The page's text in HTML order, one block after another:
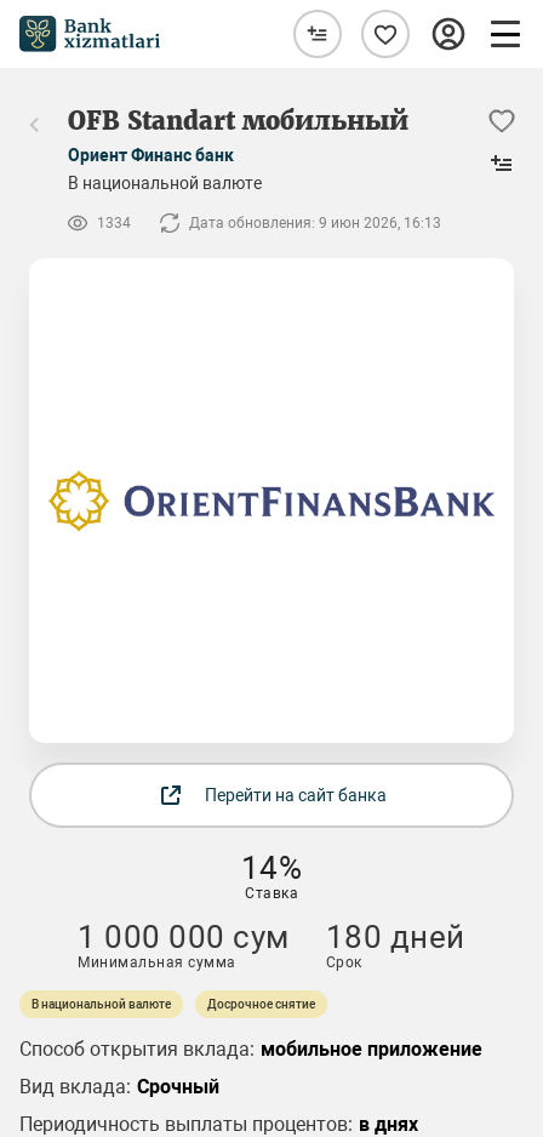
OFB Standart мобильный
Ориент Финанс банк
В национальной валюте
1334 Дата обновления: 9 июн 2026, 16:13
Перейти на сайт банка
14%
Ставка
1 000 000 сум
Минимальная сумма
180 дней
Срок
В национальной валюте Досрочное снятие
Способ открытия вклада: мобильное приложение
Вид вклада: Срочный
Периодичность выплаты процентов: в днях